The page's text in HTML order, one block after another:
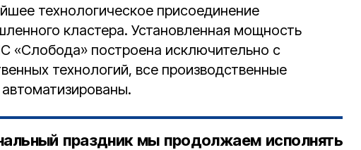
технологическое присоединение
кластера. Установленная мощность
«Слобода» построена исключительно с
технологий, все производственные
праздник мы продолжаем исполнять